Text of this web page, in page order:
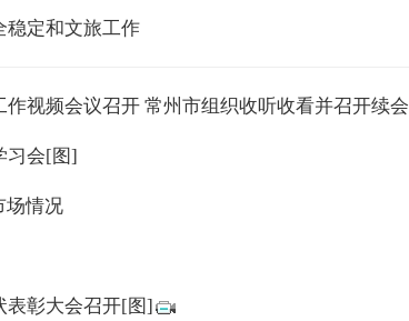
稳定和文旅工作
视频会议召开 常州市组织收听收看并召开续会
习会[图]
场情况
表彰大会召开[图]